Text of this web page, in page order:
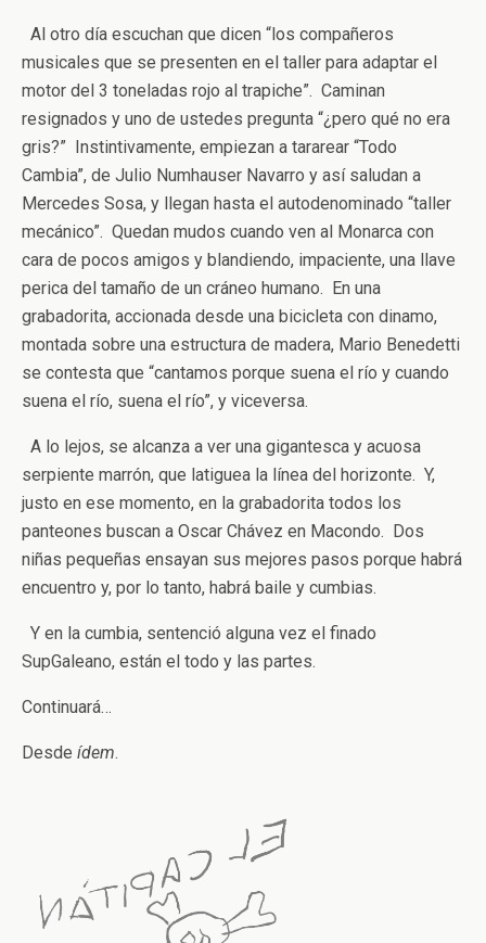
Al otro día escuchan que dicen “los compañeros
musicales que se presenten en el taller para adaptar el
motor del 3 toneladas rojo al trapiche”. Caminan
resignados y uno de ustedes pregunta “¿pero qué no era
gris?” Instintivamente, empiezan a tararear “Todo
Cambia”, de Julio Numhauser Navarro y así saludan a
Mercedes Sosa, y llegan hasta el autodenominado “taller
mecánico”. Quedan mudos cuando ven al Monarca con
cara de pocos amigos y blandiendo, impaciente, una llave
perica del tamaño de un cráneo humano. En una
grabadorita, accionada desde una bicicleta con dinamo,
montada sobre una estructura de madera, Mario Benedetti
se contesta que “cantamos porque suena el río y cuando
suena el río, suena el río”, y viceversa.
A lo lejos, se alcanza a ver una gigantesca y acuosa
serpiente marrón, que latiguea la línea del horizonte. Y,
justo en ese momento, en la grabadorita todos los
panteones buscan a Oscar Chávez en Macondo. Dos
niñas pequeñas ensayan sus mejores pasos porque habrá
encuentro y, por lo tanto, habrá baile y cumbias.
Y en la cumbia, sentenció alguna vez el finado
SupGaleano, están el todo y las partes.
Continuará…
Desde ídem.